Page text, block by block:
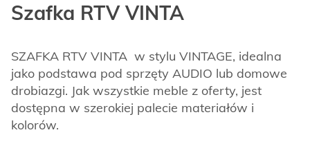
Szafka RTV VINTA
SZAFKA RTV VINTA w stylu VINTAGE, idealna
jako podstawa pod sprzęty AUDIO lub domowe
drobiazgi. Jak wszystkie meble z oferty, jest
dostępna w szerokiej palecie materiałów i
kolorów.